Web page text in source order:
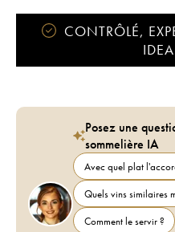
CONTRÔLÉ,
Posez une
sommelière IA
Avec quel plat
Quels vins similaires
Comment le servir ?